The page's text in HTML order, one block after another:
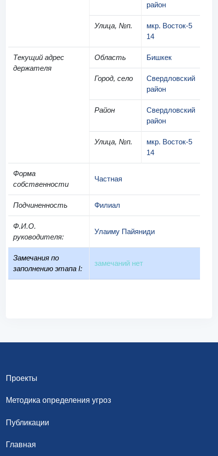
район
Улица, №п.
мкр. Восток-5
14
Текущий адрес
держателя
Область Бишкек
Город, село
Свердловский
район
Район
Свердловский
район
Улица, №п.
мкр. Восток-5
14
Форма
собственности
Частная
Подчиненность Филиал
Ф.И.О.
руководителя:
Улаиму Пайяниди
Замечания по
заполнению этапа I:
замечаний нет
Проекты
Методика определения угроз
Публикации
Главная